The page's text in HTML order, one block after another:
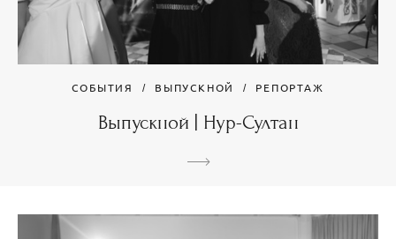
СОБЫТИЯ ВЫПУСКНОЙ РЕПОРТАЖ
Выпускной | Нур-Султан